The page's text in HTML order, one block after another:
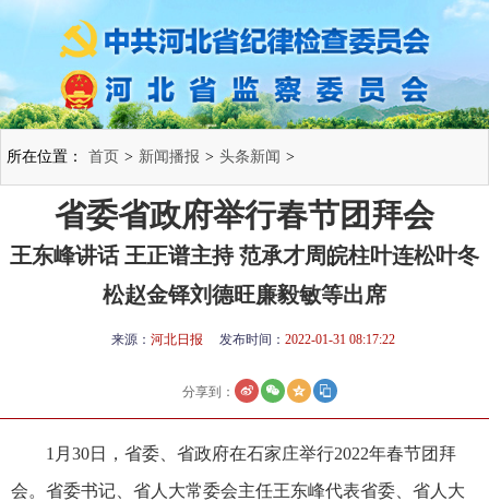
所在位置： 首页 > 新闻播报 > 头条新闻 >
省委省政府举行春节团拜会
王东峰讲话 王正谱主持 范承才周皖柱叶连松叶冬
松赵金铎刘德旺廉毅敏等出席
来源： 河北日报 发布时间： 2022-01-31 08:17:22
分享到：
1月30日，省委、省政府在石家庄举行2022年春节团拜
会。省委书记、省人大常委会主任王东峰代表省委、省人大